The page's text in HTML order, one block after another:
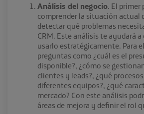
Análisis del negocio. El primer
comprender la situación actual
detectar qué problemas
CRM. Este análisis te ayudará
usarlo estratégicamente. Para
preguntas como ¿cuál es el
disponible?, ¿cómo se
clientes y leads?, ¿qué
diferentes equipos?, ¿qué
mercado? Con este análisis
áreas de mejora y definir el rol